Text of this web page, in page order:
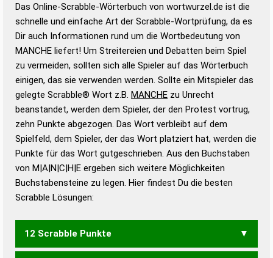
Wortwurzel liefert mit Hilfe eines semantischen
Wortanalyse-Algorithmus gute Anhaltspunkte zu
Wortbedeutung, Worttrennung und Wortform, um die
Gültigkeit eines Wortes für das Scrabble-Spiel zu
bestimmen!
zugelassene Turnier Scrabble-
Wörterbücher sind:
Duden – Standardwerk in 12 Bänden
Duden – Richtiges und gutes
Deutsch
Duden – Die deutsche Grammatik
Duden – Deutsches
Das Online-Scrabble-Wörterbuch von wortwurzel.de ist die
schnelle und einfache Art der Scrabble-Wortprüfung, da es
Dir auch Informationen rund um die Wortbedeutung von
MANCHE liefert! Um Streitereien und Debatten beim Spiel
zu vermeiden, sollten sich alle Spieler auf das Wörterbuch
einigen, das sie verwenden werden. Sollte ein Mitspieler das
gelegte Scrabble® Wort z.B. MANCHE zu Unrecht
beanstandet, werden dem Spieler, der den Protest vortrug,
zehn Punkte abgezogen. Das Wort verbleibt auf dem
Spielfeld, dem Spieler, der das Wort platziert hat, werden die
Punkte für das Wort gutgeschrieben. Aus den Buchstaben
von M|A|N|C|H|E ergeben sich weitere Möglichkeiten
Buchstabensteine zu legen. Hier findest Du die besten
Scrabble Lösungen:
12 Scrabble Punkte